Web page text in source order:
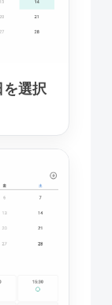
選択